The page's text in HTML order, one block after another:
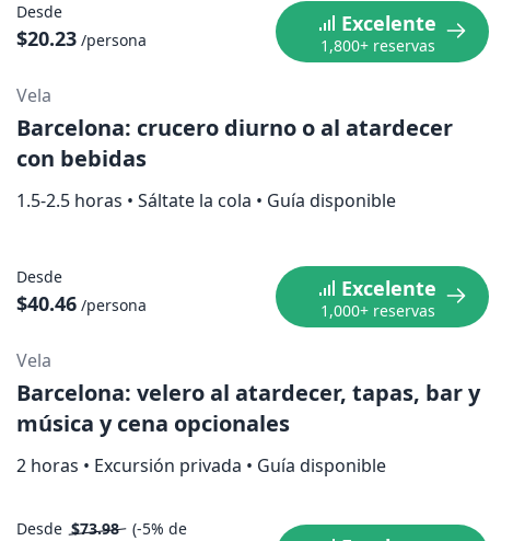
Desde
$20.23 /persona
Excelente
1,800+ reservas
Vela
Barcelona: crucero diurno o al atardecer
con bebidas
1.5-2.5 horas • Sáltate la cola • Guía disponible
Desde
$40.46 /persona
Excelente
1,000+ reservas
Vela
Barcelona: velero al atardecer, tapas, bar y
música y cena opcionales
2 horas • Excursión privada • Guía disponible
Desde $73.98 (-5% de